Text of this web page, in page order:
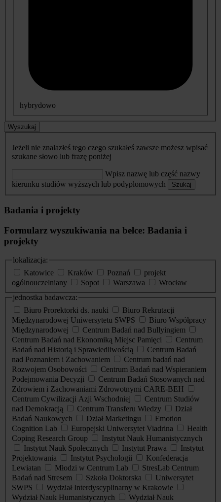
hybrydowo
Wyszukaj
Jeżeli nie znalazłeś tego czego szukałeś zawsze możesz wpisać
szukane słowo lub frazę poniżej
Wpisz nazwę lub część nazwy
kierunku studiów wyższych lub podyplomowych
Szukaj
Badania i projekty
Formularz wyszukiwania na belce: Badania i
projekty
lokalizacja:
Katowice
Kraków Poznań
projekt
ogólnouczelniany
Sopot Warszawa
Wrocław
jednostka badawcza:
Biuro Prorektorki ds. nauki
Biuro Rekrutacji
Międzynarodowej Uniwersytetu SWPS
Biuro Współpracy
Międzynarodowej
Centrum Badań nad Bullyingiem
Centrum Badań nad Ekonomiką Miejsc Pamięci
Centrum
Badań nad Historią i Sprawiedliwością
Centrum Badań
nad Poznaniem i Zachowaniem
Centrum badań nad
Rozwojem Osobowości
Centrum Badań nad Wspieraniem
Podejmowania Decyzji
Centrum Badań Stosowanych nad
Zdrowiem i Zachowaniami Zdrowotnymi CARE-BEH
Centrum Cywilizacji Azji Wschodniej
Centrum Studiów
nad Demokracją
Centrum Transferu Wiedzy
Dział
Badań Naukowych
Dział Marketingu
Emotion
Cognition Lab
Europejski Uniwersytet Viadrina
Health
Coping Research Group
Instytut Nauk Humanistycznych
Instytut Nauk Społecznych
Instytut Prawa
Instytut
Projektowania
Instytut Psychologii
Konfederacja
Lewiatan
Młodzi w Centrum Lab
StresLab Centrum
Badań nad Stresem
Szkoła Doktorska
Uniwersytet
SWPS
Wydział Interdyscyplinarny w Krakowie
Wydział Nauk Humanistycznych
Wydział Nauk